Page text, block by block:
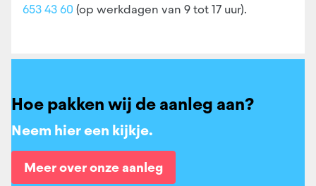
653 43 60 (op werkdagen van 9 tot 17 uur).
Hoe pakken wij de aanleg aan?
Neem hier een kijkje.
Meer over onze aanleg